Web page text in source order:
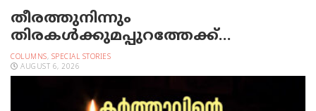
തീരത്തുനിന്നും
തിരകള്‍ക്കുമപ്പുറത്തേക്ക്…
COLUMNS, SPECIAL STORIES
AUGUST 6, 2026